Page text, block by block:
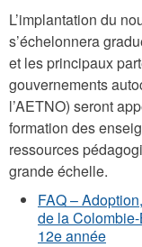
L’implantation du
s’échelonnera
et les principaux
gouvernements
l’AETNO) seront
formation des
ressources
grande échelle.
FAQ –
de la
12e année